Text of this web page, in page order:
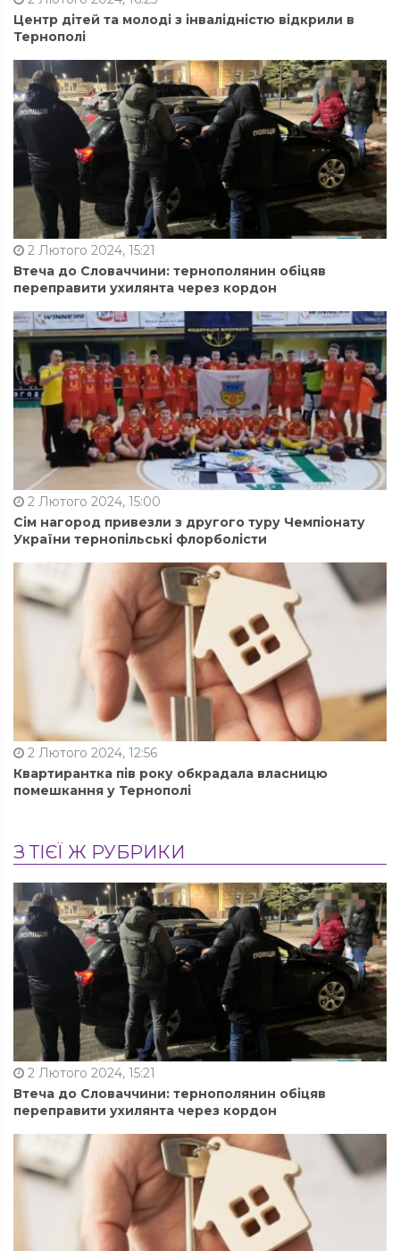
Центр дітей та молоді з інвалідністю відкрили в
Тернополі
2 Лютого 2024, 15:21
Втеча до Словаччини: тернополянин обіцяв
переправити ухилянта через кордон
2 Лютого 2024, 15:00
Сім нагород привезли з другого туру Чемпіонату
України тернопільські флорболісти
2 Лютого 2024, 12:56
Квартирантка пів року обкрадала власницю
помешкання у Тернополі
З ТІЄЇ Ж РУБРИКИ
2 Лютого 2024, 15:21
Втеча до Словаччини: тернополянин обіцяв
переправити ухилянта через кордон